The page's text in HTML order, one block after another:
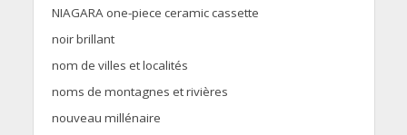
NIAGARA one-piece ceramic cassette
noir brillant
nom de villes et localités
noms de montagnes et rivières
nouveau millénaire